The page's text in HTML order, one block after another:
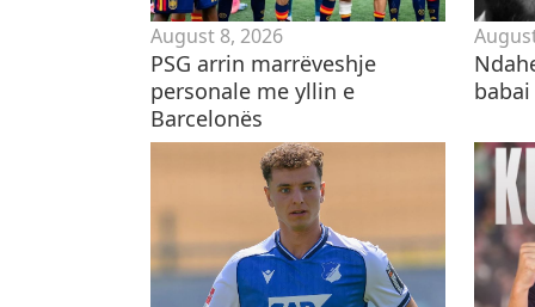
August 8, 2026
PSG arrin marrëveshje
personale me yllin e
Barcelonës